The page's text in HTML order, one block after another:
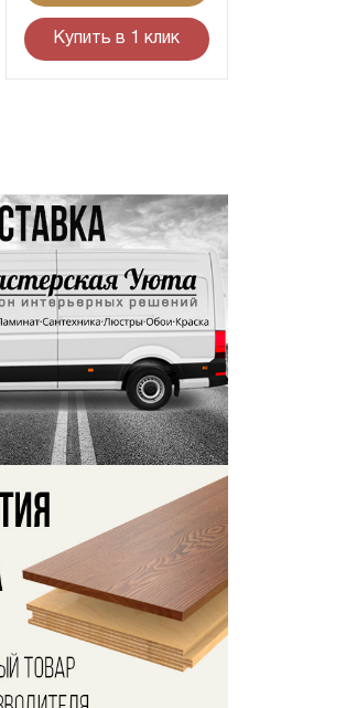
Купить в 1 клик